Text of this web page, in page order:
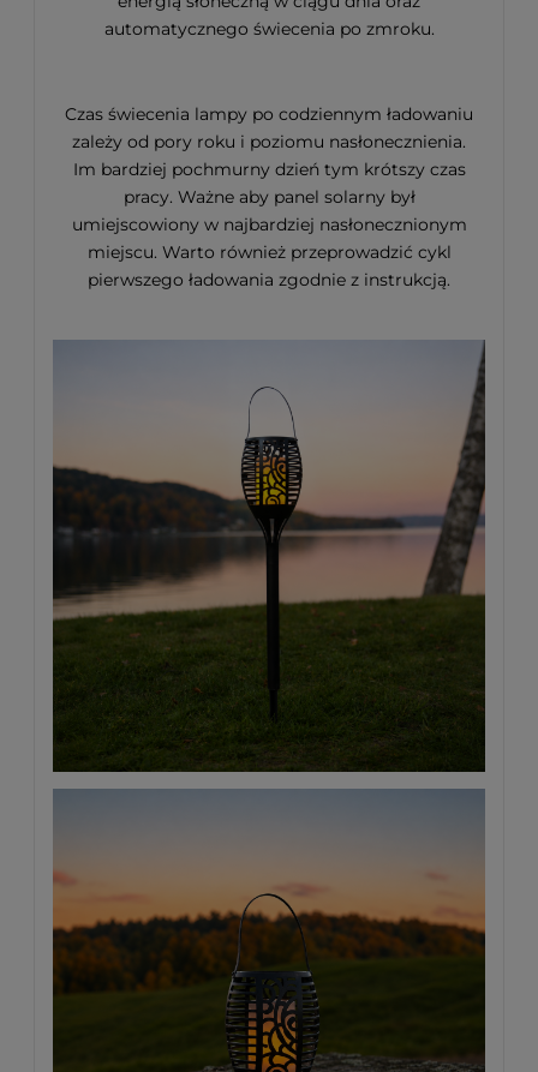
Czas świecenia lampy po codziennym ładowaniu
zależy od pory roku i poziomu nasłonecznienia.
Im bardziej pochmurny dzień tym krótszy czas
pracy. Ważne aby panel solarny był
umiejscowiony w najbardziej nasłonecznionym
miejscu. Warto również przeprowadzić cykl
pierwszego ładowania zgodnie z instrukcją.